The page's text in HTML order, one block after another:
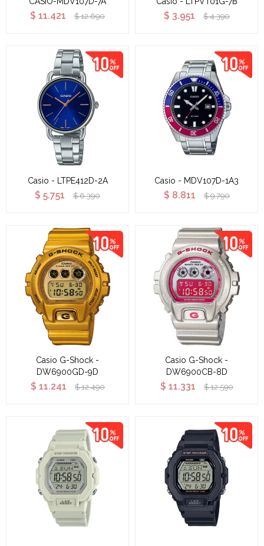
$ 11.421 $ 12.690 $ 3.951 $ 4.390
Casio - LTPE412D-2A
$ 5.751 $ 6.390
Casio - MDV107D-1A3
$ 8.811 $ 9.790
Casio G-Shock -
DW6900GD-9D
$ 11.241 $ 12.490
Casio G-Shock -
DW6900CB-8D
$ 11.331 $ 12.590